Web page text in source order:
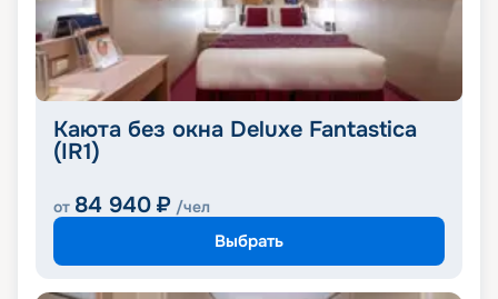
Каюта без окна Deluxe Fantastica
(IR1)
от 84 940 ₽ /чел
Выбрать